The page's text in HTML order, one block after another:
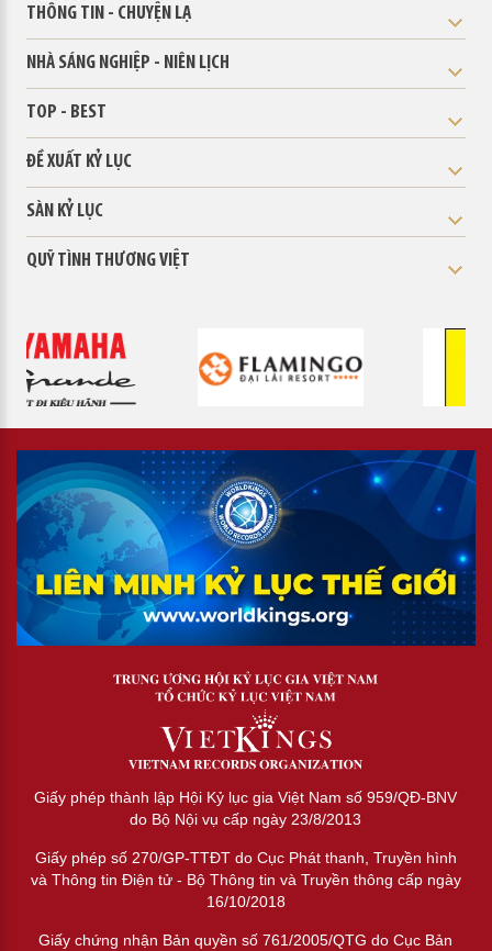
THÔNG TIN - CHUYỆN LẠ
NHÀ SÁNG NGHIỆP - NIÊN LỊCH
TOP - BEST
ĐỀ XUẤT KỶ LỤC
SÀN KỶ LỤC
QUỸ TÌNH THƯƠNG VIỆT
Giấy phép thành lập Hội Kỷ lục gia Việt Nam số 959/QĐ-BNV
do Bộ Nội vụ cấp ngày 23/8/2013
Giấy phép số 270/GP-TTĐT do Cục Phát thanh, Truyền hình
và Thông tin Điện tử - Bộ Thông tin và Truyền thông cấp ngày
16/10/2018
Giấy chứng nhận Bản quyền số 761/2005/QTG do Cục Bản